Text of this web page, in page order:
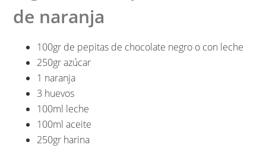
de naranja
100gr de pepitas de chocolate negro o con leche
250gr azúcar
1 naranja
3 huevos
100ml leche
100ml aceite
250gr harina